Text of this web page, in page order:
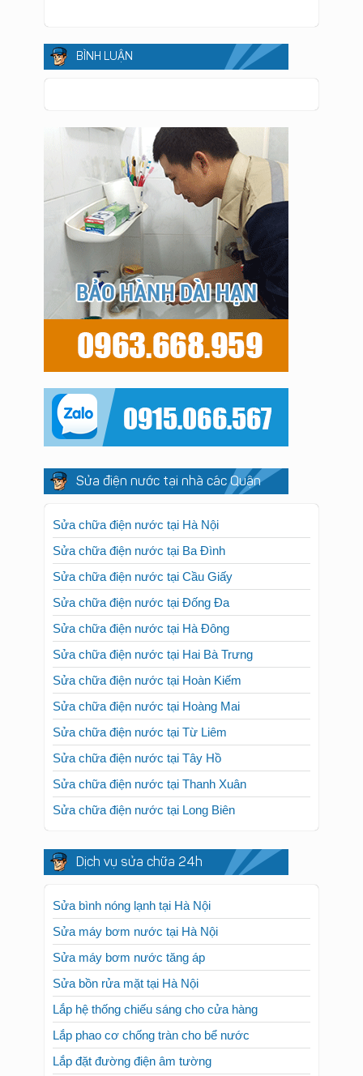
BÌNH LUẬN
Sửa điện nước tại nhà các Quận
Sửa chữa điện nước tại Hà Nội
Sửa chữa điện nước tại Ba Đình
Sửa chữa điện nước tại Cầu Giấy
Sửa chữa điện nước tại Đống Đa
Sửa chữa điện nước tại Hà Đông
Sửa chữa điện nước tại Hai Bà Trưng
Sửa chữa điện nước tại Hoàn Kiếm
Sửa chữa điện nước tại Hoàng Mai
Sửa chữa điện nước tại Từ Liêm
Sửa chữa điện nước tại Tây Hồ
Sửa chữa điện nước tại Thanh Xuân
Sửa chữa điện nước tại Long Biên
Dịch vụ sửa chữa 24h
Sửa bình nóng lạnh tại Hà Nội
Sửa máy bơm nước tại Hà Nội
Sửa máy bơm nước tăng áp
Sửa bồn rửa mặt tại Hà Nội
Lắp hệ thống chiếu sáng cho cửa hàng
Lắp phao cơ chống tràn cho bể nước
Lắp đặt đường điện âm tường